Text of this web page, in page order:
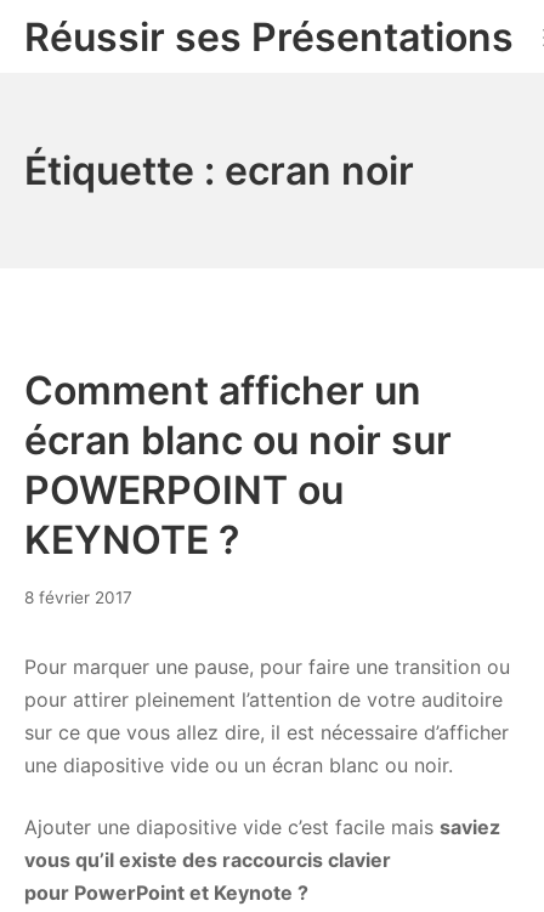
Réussir ses Présentations
Étiquette : ecran noir
Comment afficher un
écran blanc ou noir sur
POWERPOINT ou
KEYNOTE ?
8 février 2017
Pour marquer une pause, pour faire une transition ou
pour attirer pleinement l’attention de votre auditoire
sur ce que vous allez dire, il est nécessaire d’afficher
une diapositive vide ou un écran blanc ou noir.
Ajouter une diapositive vide c’est facile mais saviez
vous qu’il existe des raccourcis clavier
pour PowerPoint et Keynote ?